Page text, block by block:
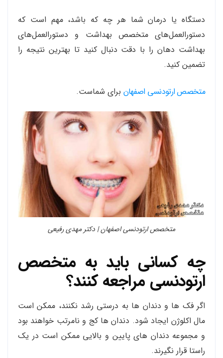
دستگاه یا درمان شما هر چه که باشد، مهم است که
دستورالعمل‌های متخصص بهداشت و دستورالعمل‌های
بهداشت دهان را با دقت دنبال کنید تا بهترین نتیجه را
تضمین کنید.
متخصص ارتودنسی اصفهان برای شماست.
متخصص ارتودنسی اصفهان | دکتر مهدی رفیعی
چه کسانی باید به متخصص
ارتودنسی مراجعه کنند؟
اگر فک ها و دندان ها به درستی رشد نکنند، ممکن است
مال اکلوژن ایجاد شود. دندان ها کج و نامرتب خواهند بود
و مجموعه دندان های پایین و بالایی ممکن است در یک
راستا قرار نگیرند.